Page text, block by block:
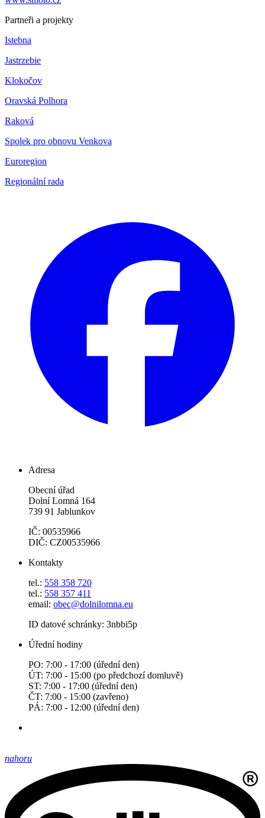
Partneři a projekty
Istebna
Jastrzebie
Klokočov
Oravská Polhora
Raková
Spolek pro obnovu Venkova
Euroregion
Regionální rada
Adresa
Obecní úřad
Dolní Lomná 164
739 91 Jablunkov
IČ: 00535966
DIČ: CZ00535966
Kontakty
tel.: 558 358 720
tel.: 558 357 411
email: obec@dolnilomna.eu
ID datové schránky: 3nbbi5p
Úřední hodiny
PO: 7:00 - 17:00 (úřední den)
ÚT: 7:00 - 15:00 (po předchozí domluvě)
ST: 7:00 - 17:00 (úřední den)
ČT: 7:00 - 15:00 (zavřeno)
PÁ: 7:00 - 12:00 (úřední den)
nahoru